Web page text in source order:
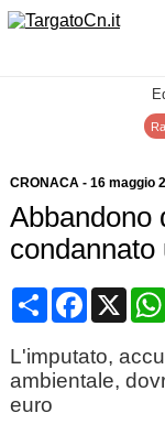
CRONACA- 16 maggio
Abbandono
CondividiFacebook
X
L'imputato,
ambientale,
euro